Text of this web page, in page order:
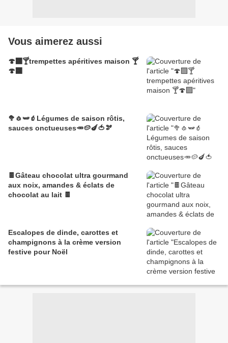
Vous aimerez aussi
🍄‍🟫🍸trempettes apéritives maison 🍸
🍄‍🟫
🥦🧄🫛🫑Légumes de saison rôtis,
sauces onctueuses🥕🥔🍆🍅🫘
🍫Gâteau chocolat ultra gourmand
aux noix, amandes & éclats de
chocolat au lait 🍫
Escalopes de dinde, carottes et
champignons à la crème version
festive pour Noël